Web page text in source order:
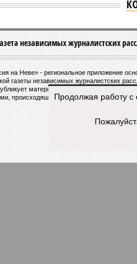
главные мифы на тему
мифы на тему летнего
Названы главные мифы на тему
Продолжая работу